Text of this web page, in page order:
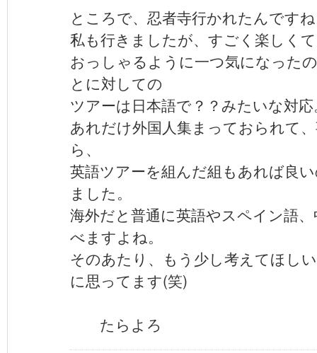
ところで、忍者寺行かれたんです
私も行きましたが、すごく楽しく
おっしゃるように一つ気になった
とに対しての
ツアーは日本語で？？みたいな対
あれだけ外国人集まっておられて
ら、
英語ツアーを組んだ組もあれば良
ました。
海外だと普通に英語やスペイン語
べますよね。
そのあたり、もう少し考えてほし
に思ってます(笑)
たらよろ